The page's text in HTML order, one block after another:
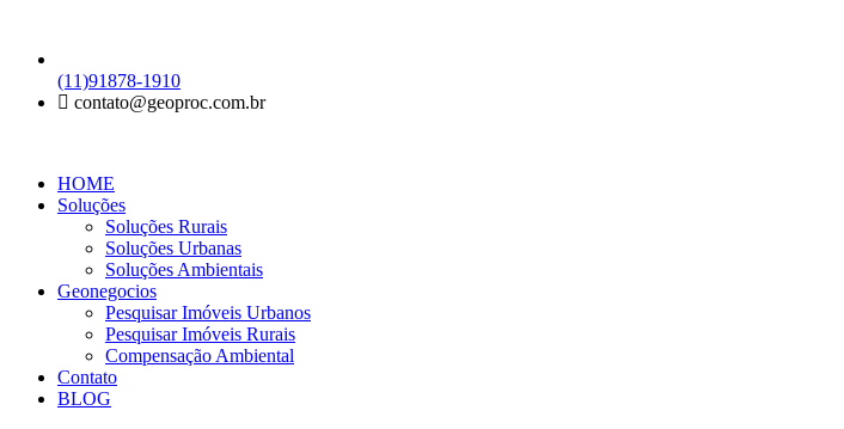
(11)91878-1910
contato@geoproc.com.br
HOME
Soluções
Soluções Rurais
Soluções Urbanas
Soluções Ambientais
Geonegocios
Pesquisar Imóveis Urbanos
Pesquisar Imóveis Rurais
Compensação Ambiental
Contato
BLOG